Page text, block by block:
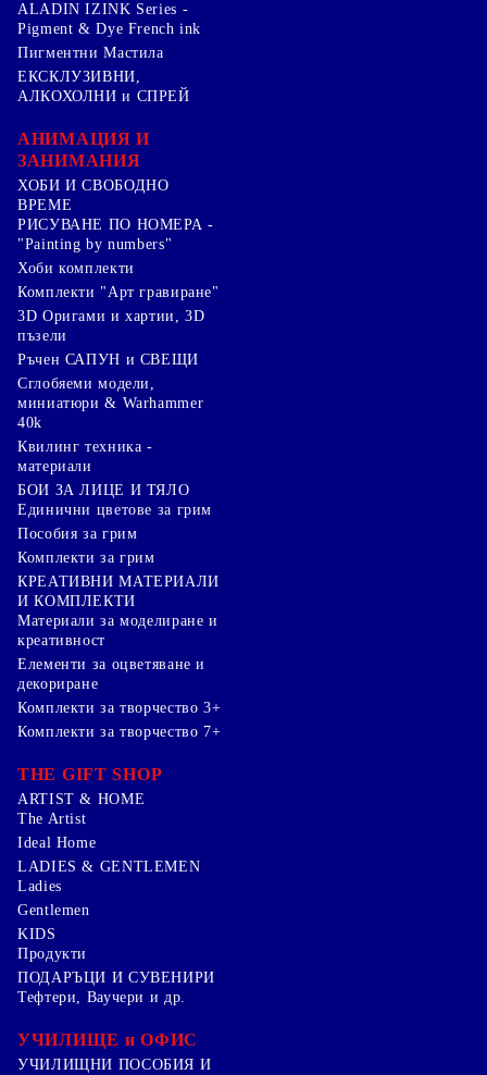
ALADIN IZINK Series -
Pigment & Dye French ink
Пигментни Мастила
ЕКСКЛУЗИВНИ,
АЛКОХОЛНИ и СПРЕЙ
АНИМАЦИЯ И
ЗАНИМАНИЯ
ХОБИ И СВОБОДНО
ВРЕМЕ
РИСУВАНЕ ПО НОМЕРА -
"Painting by numbers"
Хоби комплекти
Комплекти "Арт гравиране"
3D Оригами и хартии, 3D
пъзели
Ръчен САПУН и СВЕЩИ
Сглобяеми модели,
миниатюри & Warhammer
40k
Квилинг техника -
материали
БОИ ЗА ЛИЦЕ И ТЯЛО
Единични цветове за грим
Пособия за грим
Комплекти за грим
КРЕАТИВНИ МАТЕРИАЛИ
И КОМПЛЕКТИ
Mатериали за моделиране и
креативност
Елементи за оцветяване и
декориране
Комплекти за творчество 3+
Комплекти за творчество 7+
THE GIFT SHOP
ARTIST & HOME
The Artist
Ideal Home
LADIES & GENTLEMEN
Ladies
Gentlemen
KIDS
Продукти
ПОДАРЪЦИ И СУВЕНИРИ
Тефтери, Ваучери и др.
УЧИЛИЩЕ и ОФИС
УЧИЛИЩНИ ПОСОБИЯ И